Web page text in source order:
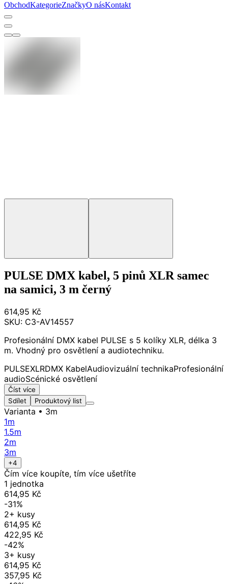
ObchodKategorieZnačkyO násKontakt
PULSE DMX kabel, 5 pinů XLR samec
na samici, 3 m černý
614,95 Kč
SKU: C3-AV14557
Profesionální DMX kabel PULSE s 5 kolíky XLR, délka 3
m. Vhodný pro osvětlení a audiotechniku.
PULSEXLRDMX KabelAudiovizuální technikaProfesionální
audioScénické osvětlení
Číst více
Sdílet
Produktový list
Varianta • 3m
1m
1.5m
2m
3m
+4
Čím více koupíte, tím více ušetříte
1 jednotka
614,95 Kč
-31%
2+ kusy
614,95 Kč
422,95 Kč
-42%
3+ kusy
614,95 Kč
357,95 Kč